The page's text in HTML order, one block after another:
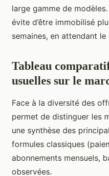
large gamme de
évite d’être immobilisé
semaines, en attendant
Tableau
usuelles sur le
Face à la diversité des
permet de distinguer les
une synthèse des
formules classiques
abonnements mensuels,
observées.